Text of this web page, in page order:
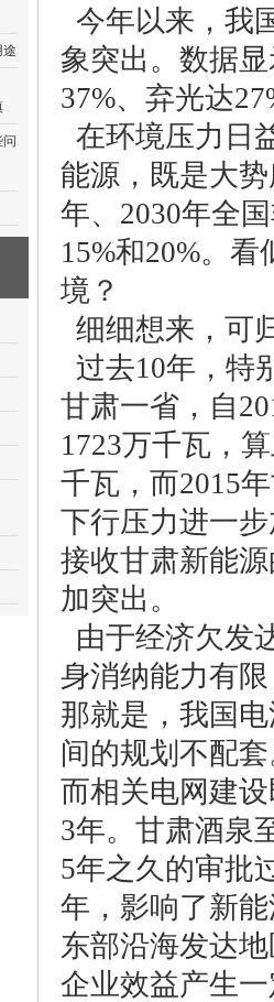
今年以来，我
象突出。数据
37%、弃光达
在环境压力日
能源，既是大
年、2030年全
15%和20%。
境？
细细想来，可
过去10年，特
甘肃一省，自
1723万千瓦，
千瓦，而2015
下行压力进一
接收甘肃新能
加突出。
由于经济欠发
身消纳能力有
那就是，我国
间的规划不配
而相关电网建
3年。甘肃酒泉
5年之久的审批
年，影响了新
东部沿海发达
企业效益产生